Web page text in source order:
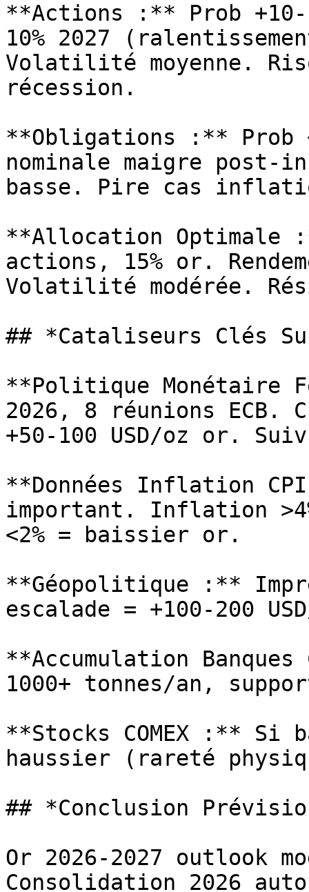
**Actions :** Prob +10-
10% 2027
Volatilité moyenne.
récession.
**Obligations :** Prob
nominale maigre
basse. Pire cas
**Allocation Optimale
actions, 15% or.
Volatilité modérée.
## *Cataliseurs Clés
**Politique Monétaire
2026, 8 réunions ECB.
+50-100 USD/oz or.
**Données Inflation
important. Inflation
<2% = baissier or.
**Géopolitique :**
escalade = +100-200
**Accumulation
1000+ tonnes/an,
**Stocks COMEX :**
haussier (rareté
## *Conclusion
Or 2026-2027 outlook
Consolidation 2026